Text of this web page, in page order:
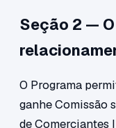
Seção 2 —
O Programa
ganhe Comissão
de Comerciantes